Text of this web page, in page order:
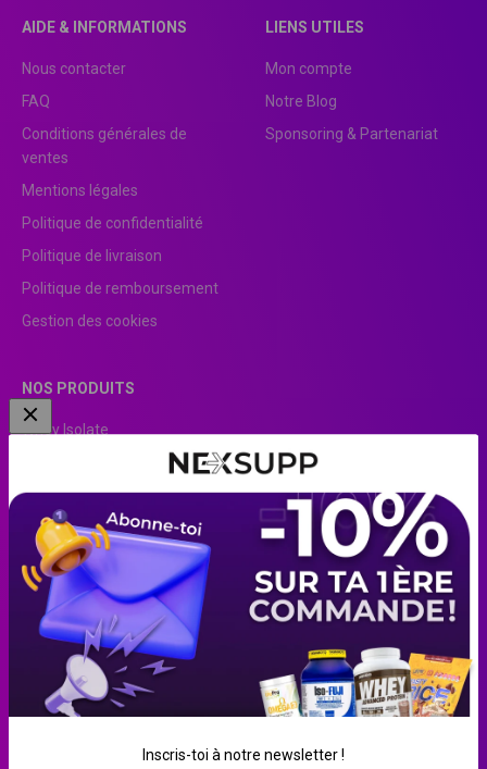
Inscris-toi à notre newsletter !
AIDE & INFORMATIONS
Nous contacter
FAQ
Conditions générales de
ventes
Mentions légales
Politique de confidentialité
Politique de livraison
Politique de remboursement
Gestion des cookies
LIENS UTILES
Mon compte
Notre Blog
Sponsoring & Partenariat
NOS PRODUITS
Whey Isolate
EAA
Pre-Workout
Beurre de cacahuète
Blanc d’œuf liquide
Crème de riz
Créatine
Farine d'avoine